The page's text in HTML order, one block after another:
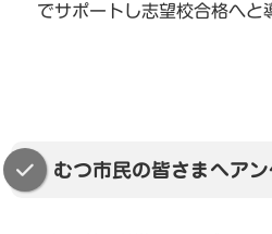
でサポートし志望校合格へと
むつ市民の皆さまへア